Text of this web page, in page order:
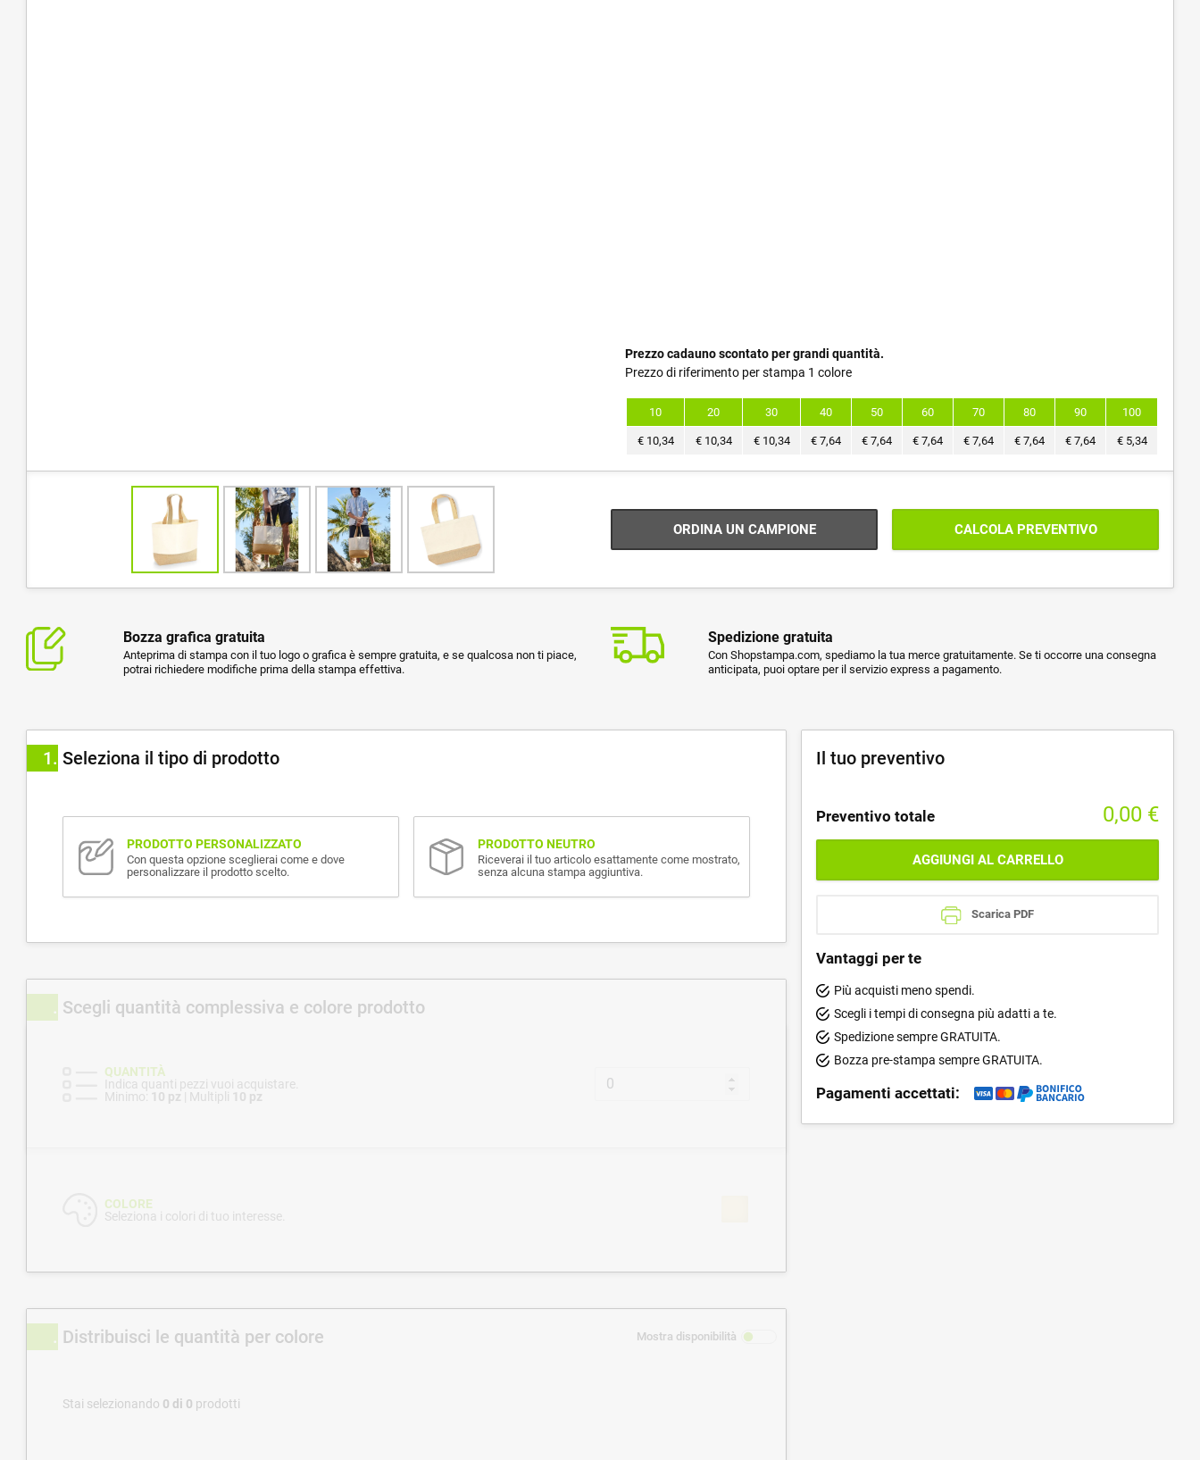
Prezzo cadauno scontato per grandi quantità.
Prezzo di riferimento per stampa 1 colore
10 20 30 40 50 60 70 80 90 100
€ 10,34 € 10,34 € 10,34 € 7,64 € 7,64 € 7,64 € 7,64 € 7,64 € 7,64 € 5,34
ORDINA UN CAMPIONE CALCOLA PREVENTIVO
Bozza grafica gratuita
Anteprima di stampa con il tuo logo o grafica è sempre gratuita, e se qualcosa non ti piace,
potrai richiedere modifiche prima della stampa effettiva.
Spedizione gratuita
Con Shopstampa.com, spediamo la tua merce gratuitamente. Se ti occorre una consegna
anticipata, puoi optare per il servizio express a pagamento.
1 Seleziona il tipo di prodotto
PRODOTTO PERSONALIZZATO
Con questa opzione sceglierai come e dove
personalizzare il prodotto scelto.
PRODOTTO NEUTRO
Riceverai il tuo articolo esattamente come mostrato,
senza alcuna stampa aggiuntiva.
Scegli quantità complessiva e colore prodotto
QUANTITÀ
Indica quanti pezzi vuoi acquistare.
Minimo: 10 pz | Multipli 10 pz
COLORE
Seleziona i colori di tuo interesse.
Distribuisci le quantità per colore Mostra disponibilità
Stai selezionando 0 di 0 prodotti
Il tuo preventivo
Preventivo totale 0,00 €
AGGIUNGI AL CARRELLO
Scarica PDF
Vantaggi per te
Più acquisti meno spendi.
Scegli i tempi di consegna più adatti a te.
Spedizione sempre GRATUITA.
Bozza pre-stampa sempre GRATUITA.
Pagamenti accettati: